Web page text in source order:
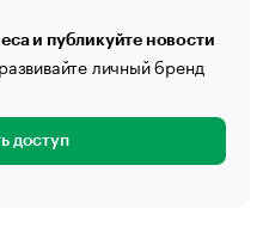
и публикуйте новости
личный бренд
доступ